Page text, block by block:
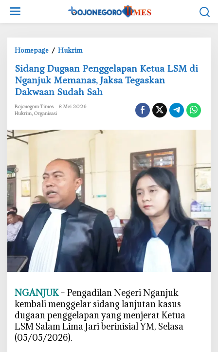
w
Homepage / Hukrim
i
d
a
n
a
a
n
e
n
g
g
e
l
a
n
K
e
t
‎Sidang Dugaan Penggelapan Ketua LSM di
Nganjuk Memanas, Jaksa Tegaskan
Dakwaan Sudah Sah
Bojonegoro Times
8 Mei 2026
Hukrim,Organisasi
NGANJUK– Pengadilan Negeri Nganjuk
kembali menggelar sidang lanjutan kasus
dugaan penggelapan yang menjerat Ketua
LSM Salam Lima Jari berinisial YM, Selasa
(05/05/2026).